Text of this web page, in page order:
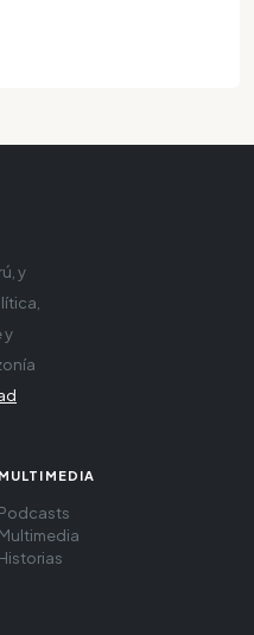
y
y
MULTIMEDIA
Podcasts
Multimedia
Historias